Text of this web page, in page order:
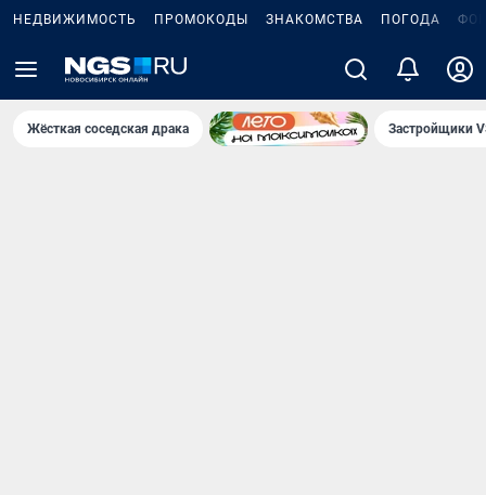
НЕДВИЖИМОСТЬ ПРОМОКОДЫ ЗНАКОМСТВА ПОГОДА
Жёсткая соседская драка Застройщики